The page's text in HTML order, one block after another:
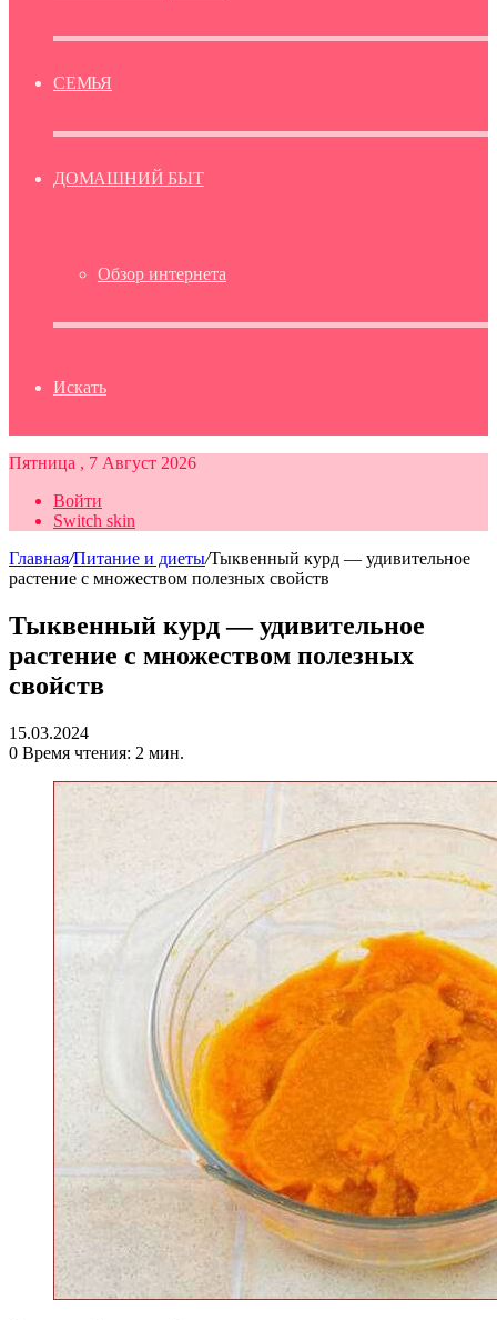
СЕМЬЯ
ДОМАШНИЙ БЫТ
Обзор интернета
Искать
Пятница , 7 Август 2026
Войти
Switch skin
Главная/Питание и диеты/Тыквенный курд — удивительное
растение с множеством полезных свойств
Тыквенный курд — удивительное
растение с множеством полезных
свойств
15.03.2024
0 Время чтения: 2 мин.